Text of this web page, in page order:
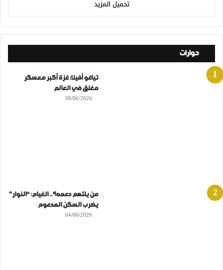
تحميل المزيد
حوارات
تياغو أفيلا: غزة أكبر معسكر
مغلق في العالم
08/06/2026
من يلتهم دعمه؟.. الغيام: “النوار”
يضرب السكن المدعوم
04/06/2026